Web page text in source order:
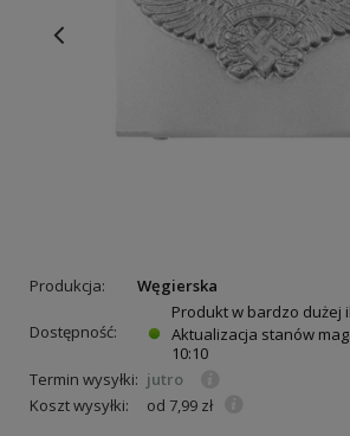
Produkcja: Węgierska
Dostępność:
Produkt w bardzo dużej
Aktualizacja stanów
10:10
Termin wysyłki: jutro
Koszt wysyłki:
od 7,99 zł